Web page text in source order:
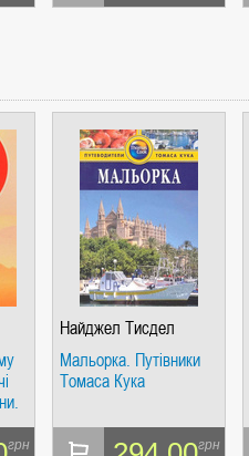
грн
Найджел Тисдел
Мальорка. Путівники
Томаса Кука
грн